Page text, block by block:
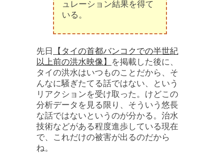
ュレーション結果を得て
いる。
先日 【タイの首都バンコクでの半世紀
以上前の洪水映像】 を掲載した後に、
タイの洪水はいつものことだから、そ
んなに騒ぎたてる話ではない、という
リアクションを受け取った。けどこの
分析データを見る限り、そういう悠長
な話ではないというのが分かる。治水
技術などがある程度進歩している現在
で、これだけの被害が出るのだから
ね。